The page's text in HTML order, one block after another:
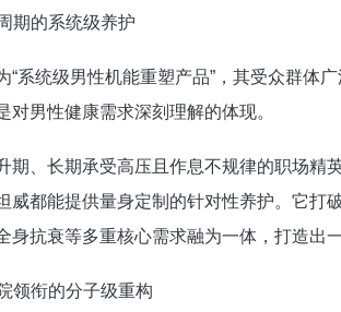
期的系统级养护
“系统级男性机能重塑产品”，其受众群体
对男性健康需求深刻理解的体现。
期、长期承受高压且作息不规律的职场精
威都能提供量身定制的针对性养护。它打
身抗衰等多重核心需求融为一体，打造出
领衔的分子级重构